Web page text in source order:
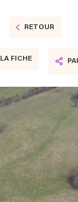
RETOUR
FICHE